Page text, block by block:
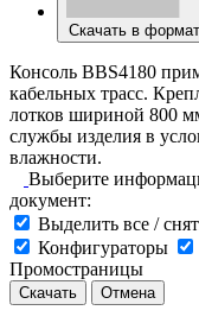
Скачать в
Консоль BBS4180
кабельных трасс.
лотков шириной 800
службы изделия в
влажности.
Выберите
документ:
Выделить все /
Конфигураторы
Промостраницы
Скачать Отмена